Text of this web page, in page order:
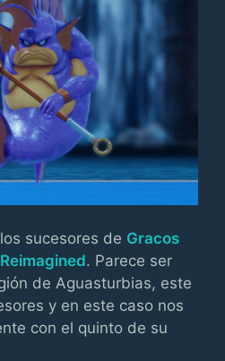
sucesores de Gracos
. Parece ser
de Aguasturbias, este
y en este caso nos
con el quinto de su